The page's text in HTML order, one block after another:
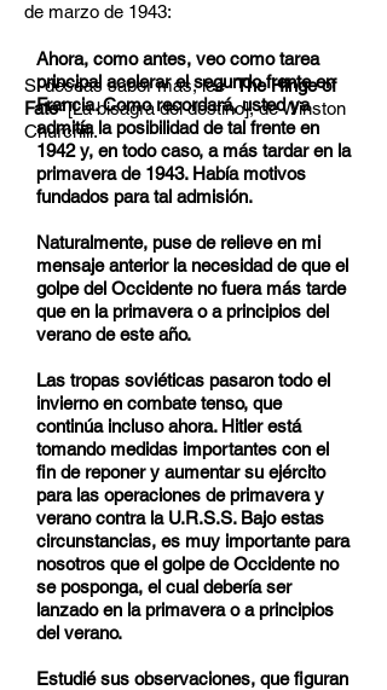
de marzo de 1943:
Ahora, como antes, veo como tarea
principal acelerar el segundo frente en
Francia. Como recordará, usted ya
admitía la posibilidad de tal frente en
1942 y, en todo caso, a más tardar en la
primavera de 1943. Había motivos
fundados para tal admisión.
Naturalmente, puse de relieve en mi
mensaje anterior la necesidad de que el
golpe del Occidente no fuera más tarde
que en la primavera o a principios del
verano de este año.
Las tropas soviéticas pasaron todo el
invierno en combate tenso, que
continúa incluso ahora. Hitler está
tomando medidas importantes con el
fin de reponer y aumentar su ejército
para las operaciones de primavera y
verano contra la U.R.S.S. Bajo estas
circunstancias, es muy importante para
nosotros que el golpe de Occidente no
se posponga, el cual debería ser
lanzado en la primavera o a principios
del verano.
Estudié sus observaciones, que figuran
Si deseas saber más, lee “The Hinge of
Fate” [La bisagra del destino], de Winston
Churchill.